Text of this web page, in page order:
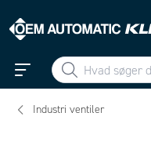
Industri ventiler